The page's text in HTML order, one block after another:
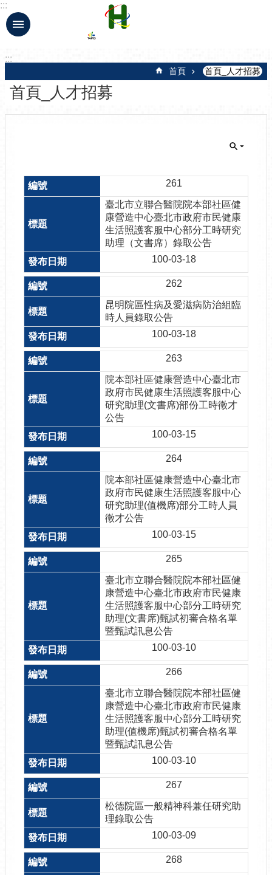
跳到主要內容區塊
:::
:::
首頁 首頁_人才招募
首頁_人才招募
261
臺北市立聯合醫院院本部社區健
康營造中心臺北市政府市民健康
生活照護客服中心部分工時研究
助理（文書席）錄取公告
100-03-18
262
昆明院區性病及愛滋病防治組臨
時人員錄取公告
100-03-18
263
院本部社區健康營造中心臺北市
政府市民健康生活照護客服中心
研究助理(文書席)部份工時徵才
公告
100-03-15
264
院本部社區健康營造中心臺北市
政府市民健康生活照護客服中心
研究助理(值機席)部分工時人員
徵才公告
100-03-15
265
臺北市立聯合醫院院本部社區健
康營造中心臺北市政府市民健康
生活照護客服中心部分工時研究
助理(文書席)甄試初審合格名單
暨甄試訊息公告
100-03-10
266
臺北市立聯合醫院院本部社區健
康營造中心臺北市政府市民健康
生活照護客服中心部分工時研究
助理(值機席)甄試初審合格名單
暨甄試訊息公告
100-03-10
267
松德院區一般精神科兼任研究助
理錄取公告
100-03-09
268